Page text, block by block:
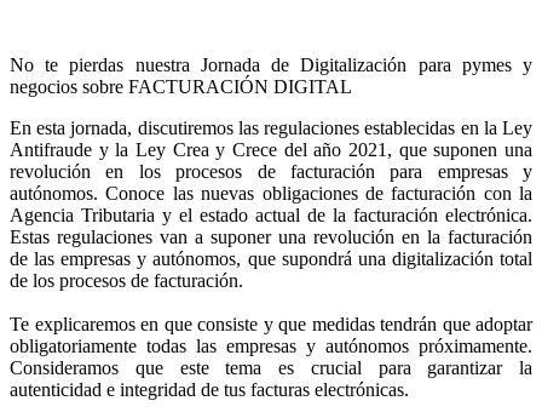
No te pierdas nuestra Jornada de Digitalización para pymes y
negocios sobre FACTURACIÓN DIGITAL
En esta jornada, discutiremos las regulaciones establecidas en la Ley
Antifraude y la Ley Crea y Crece del año 2021, que suponen una
revolución en los procesos de facturación para empresas y
autónomos. Conoce las nuevas obligaciones de facturación con la
Agencia Tributaria y el estado actual de la facturación electrónica.
Estas regulaciones van a suponer una revolución en la facturación
de las empresas y autónomos, que supondrá una digitalización total
de los procesos de facturación.
Te explicaremos en que consiste y que medidas tendrán que adoptar
obligatoriamente todas las empresas y autónomos próximamente.
Consideramos que este tema es crucial para garantizar la
autenticidad e integridad de tus facturas electrónicas.